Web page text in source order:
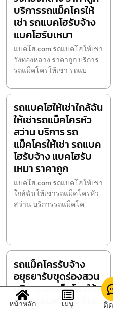
บริการรถแม็คโครให้
เช่า รถแบคโฮรับจ้าง
แบคโฮรับเหมา
แบคโฮ.com รถแบคโฮให้เช่า
วังทองหลาง ราคาถูก บริการ
รถแม็คโครให้เช่า รถแบ
รถแบคโฮให้เช่าใกล้ฉัน
ให้เช่ารถแม็คโครหัว
สว่าน บริการ รถ
แม็คโครให้เช่า รถแบค
โฮรับจ้าง แบคโฮรับ
เหมา ราคาถูก
แบคโฮ.com รถแบคโฮให้เช่า
ใกล้ฉันให้เช่ารถแม็คโครหัว
สว่าน บริการรถแม็คโค
รถแม็คโครรับจ้าง
อยุธยารับขุดร่องสวน
บริการ รถแม็คโครให้
เช่า รถแบคโฮรับจ้าง
หน้าหลัก เมนู ติ